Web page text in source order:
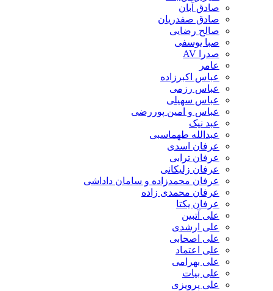
صادق آبان
صادق صفدریان
صالح رضایی
صبا یوسفی
صدرا AV
عامر
عباس اکبرزاده
عباس رزمی
عباس سهیلی
عباس و امین پوررضی
عبد نیک
عبدالله طهماسبی‎
عرفان اسدی
عرفان ترابی
عرفان زلیکانی
عرفان محمدزاده و سامان داداشی
عرفان محمدی زاده
عرفان یکتا
علی آتبین
علی ارشدی
علی اصحابی
علی اعتماد
علی بهرامی
علی بیات
علی پرویزی